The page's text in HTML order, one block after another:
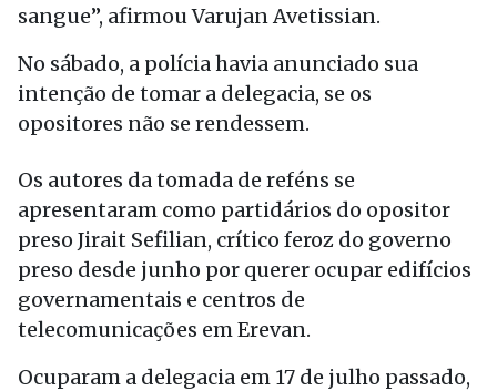
sangue”, afirmou Varujan Avetissian.
No sábado, a polícia havia anunciado sua
intenção de tomar a delegacia, se os
opositores não se rendessem.
Os autores da tomada de reféns se
apresentaram como partidários do opositor
preso Jirait Sefilian, crítico feroz do governo
preso desde junho por querer ocupar edifícios
governamentais e centros de
telecomunicações em Erevan.
Ocuparam a delegacia em 17 de julho passado,